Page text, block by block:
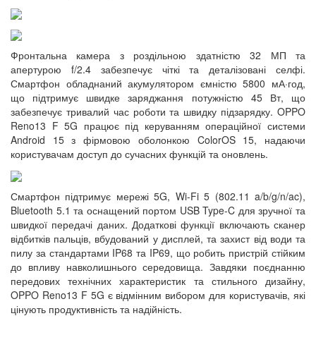
Фронтальна камера з роздільною здатністю 32 МП та
апертурою f/2.4 забезпечує чіткі та деталізовані селфі.
Смартфон обладнаний акумулятором ємністю 5800 мА·год,
що підтримує швидке заряджання потужністю 45 Вт, що
забезпечує тривалий час роботи та швидку підзарядку. OPPO
Reno13 F 5G працює під керуванням операційної системи
Android 15 з фірмовою оболонкою ColorOS 15, надаючи
користувачам доступ до сучасних функцій та оновлень.
Смартфон підтримує мережі 5G, Wi-Fi 5 (802.11 a/b/g/n/ac),
Bluetooth 5.1 та оснащений портом USB Type-C для зручної та
швидкої передачі даних. Додаткові функції включають сканер
відбитків пальців, вбудований у дисплей, та захист від води та
пилу за стандартами IP68 та IP69, що робить пристрій стійким
до впливу навколишнього середовища. Завдяки поєднанню
передових технічних характеристик та стильного дизайну,
OPPO Reno13 F 5G є відмінним вибором для користувачів, які
цінують продуктивність та надійність.